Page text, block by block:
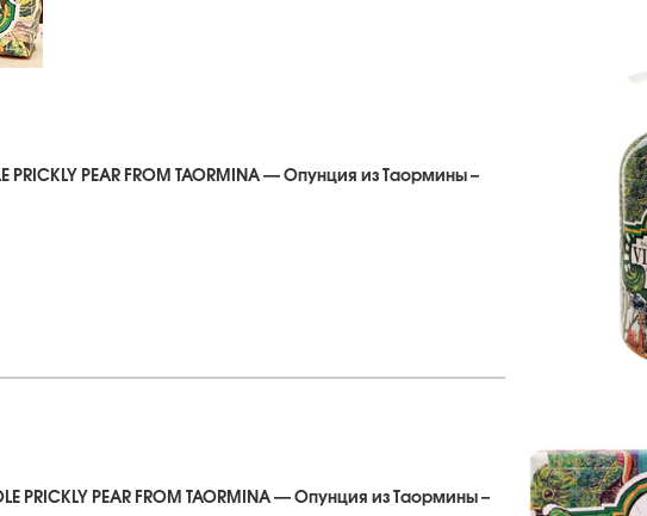
PRICKLY PEAR FROM TAORMINA — Опунция из Таормины –
PRICKLY PEAR FROM TAORMINA — Опунция из Таормины –